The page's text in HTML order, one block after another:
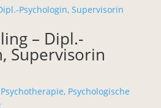
– Dipl.-
Supervisorin